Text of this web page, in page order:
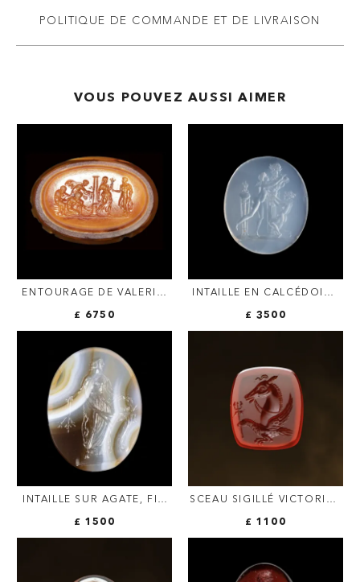
POLITIQUE DE COMMANDE ET DE LIVRAISON
VOUS POUVEZ AUSSI AIMER
ENTOURAGE DE VALERIO
SCÈNE MYTHOLOGIQUE
AVEC TRIPTOLÈME ET
CÉRÈS.
£ 6750
INTAILLE EN CALCÉDOINE
FIGURANT UNE SCÈNE
£ 3500
INTAILLE SUR AGATE, FIN
£ 1500
SCEAU SIGILLÉ VICTORIEN
£ 1100